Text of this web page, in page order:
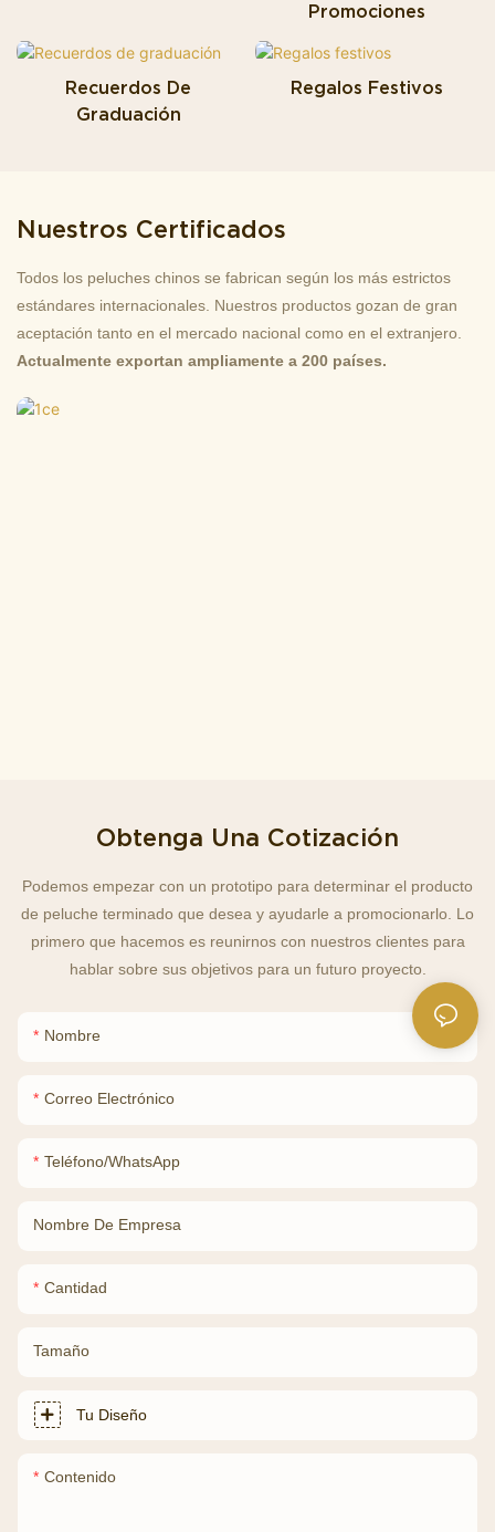
Promociones
Recuerdos De
Graduación
Regalos Festivos
Nuestros Certificados
Todos los peluches chinos se fabrican según los más estrictos
estándares internacionales. Nuestros productos gozan de gran
aceptación tanto en el mercado nacional como en el extranjero.
Actualmente exportan ampliamente a 200 países.
Obtenga Una Cotización
Podemos empezar con un prototipo para determinar el producto
de peluche terminado que desea y ayudarle a promocionarlo. Lo
primero que hacemos es reunirnos con nuestros clientes para
hablar sobre sus objetivos para un futuro proyecto.
Nombre
Correo Electrónico
Teléfono/WhatsApp
Nombre De Empresa
Cantidad
Tamaño
Tu Diseño
Contenido